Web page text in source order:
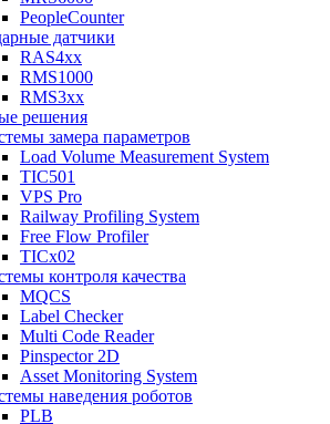
PeopleCounter
датчики
RAS4xx
RMS1000
RMS3xx
решения
замера параметров
Load Volume Measurement System
TIC501
VPS Pro
Railway Profiling System
Free Flow Profiler
TICx02
контроля качества
MQCS
Label Checker
Multi Code Reader
Pinspector 2D
Asset Monitoring System
наведения роботов
PLB